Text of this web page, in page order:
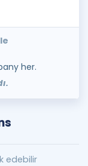
her.
edebilir